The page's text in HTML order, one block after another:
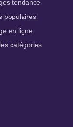
tendance
populaires
en ligne
catégories